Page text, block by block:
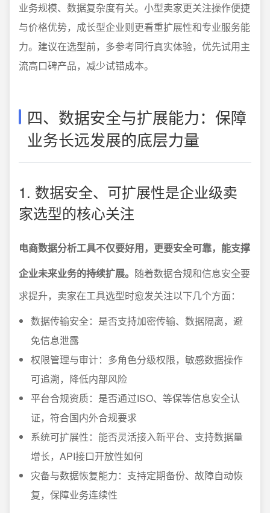
业务规模、数据复杂度有关。小型卖家更关注操作便捷
与价格优势，成长型企业则更看重扩展性和专业服务能
力。建议在选型前，多参考同行真实体验，优先试用主
流高口碑产品，减少试错成本。
四、数据安全与扩展能力：保障
业务长远发展的底层力量
1. 数据安全、可扩展性是企业级卖
家选型的核心关注
电商数据分析工具不仅要好用，更要安全可靠，能支撑
企业未来业务的持续扩展。 随着数据合规和信息安全要
求提升，卖家在工具选型时愈发关注以下几个方面：
数据传输安全：是否支持加密传输、数据隔离，避
免信息泄露
权限管理与审计：多角色分级权限，敏感数据操作
可追溯，降低内部风险
平台合规资质：是否通过ISO、等保等信息安全认
证，符合国内外合规要求
系统可扩展性：能否灵活接入新平台、支持数据量
增长，API接口开放性如何
灾备与数据恢复能力：支持定期备份、故障自动恢
复，保障业务连续性